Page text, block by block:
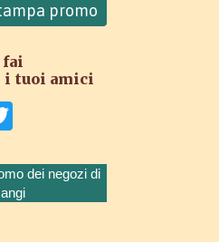
promo
fai
i tuoi amici
dei negozi di